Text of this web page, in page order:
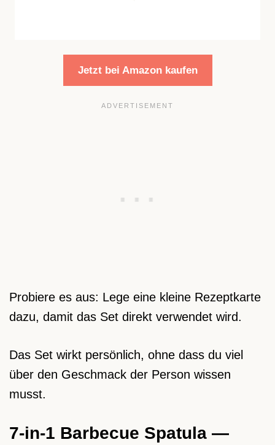
Jetzt bei Amazon kaufen
Probiere es aus: Lege eine kleine Rezeptkarte
dazu, damit das Set direkt verwendet wird.
Das Set wirkt persönlich, ohne dass du viel
über den Geschmack der Person wissen
musst.
7-in-1 Barbecue Spatula —